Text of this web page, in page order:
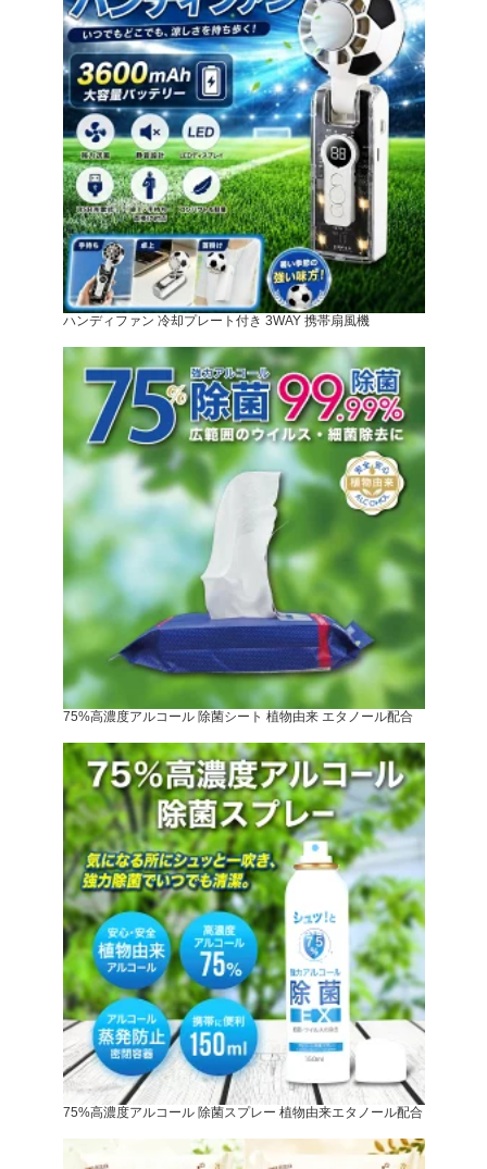
ハンディファン 冷却プレート付き 3WAY 携帯扇風機
75%高濃度アルコール 除菌シート 植物由来 エタノール配合
75%高濃度アルコール 除菌スプレー 植物由来エタノール配合